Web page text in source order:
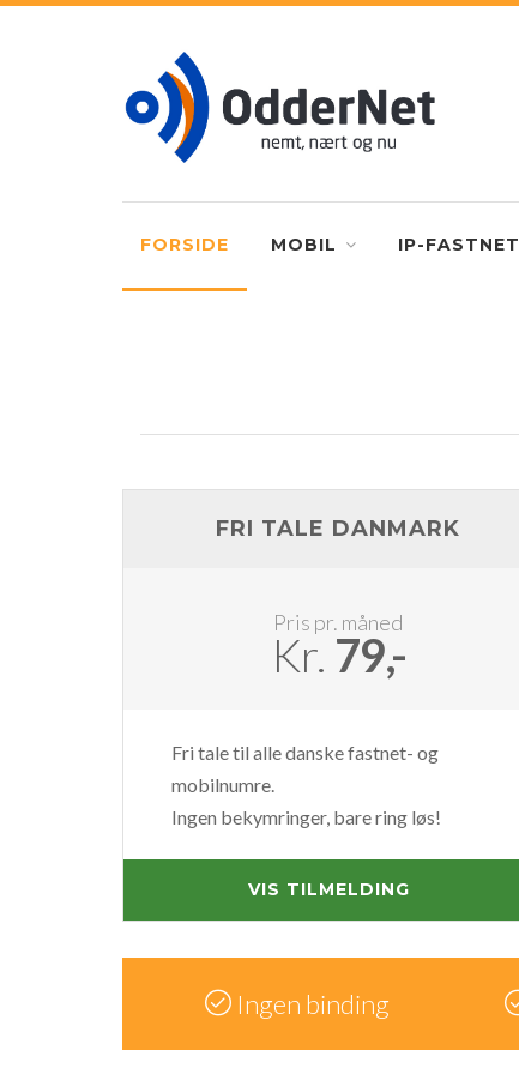
FORSIDE MOBIL IP-FASTNET
FRI TALE DANMARK
Pris pr. måned
Kr. 79,-
Fri tale til alle danske fastnet- og
mobilnumre.
Ingen bekymringer, bare ring løs!
VIS TILMELDING
Ingen binding